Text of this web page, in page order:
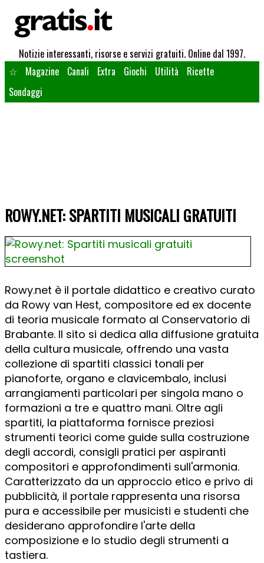
Notizie interessanti, risorse e servizi gratuiti. Online dal 1997.
☆
Magazine Canali Extra Giochi Utilità
Ricette
Sondaggi
ROWY.NET: SPARTITI MUSICALI GRATUITI
Rowy.net è il portale didattico e creativo curato
da Rowy van Hest, compositore ed ex docente
di teoria musicale formato al Conservatorio di
Brabante. Il sito si dedica alla diffusione gratuita
della cultura musicale, offrendo una vasta
collezione di spartiti classici tonali per
pianoforte, organo e clavicembalo, inclusi
arrangiamenti particolari per singola mano o
formazioni a tre e quattro mani. Oltre agli
spartiti, la piattaforma fornisce preziosi
strumenti teorici come guide sulla costruzione
degli accordi, consigli pratici per aspiranti
compositori e approfondimenti sull'armonia.
Caratterizzato da un approccio etico e privo di
pubblicità, il portale rappresenta una risorsa
pura e accessibile per musicisti e studenti che
desiderano approfondire l'arte della
composizione e lo studio degli strumenti a
tastiera.